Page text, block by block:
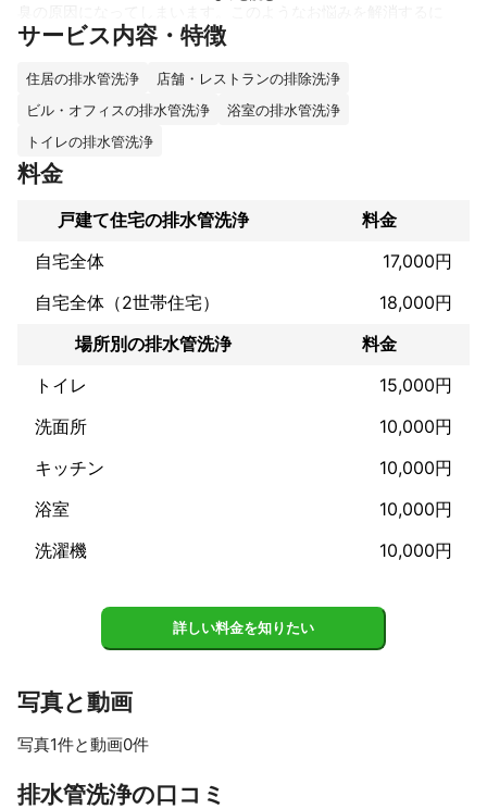
は、排水管洗浄がおすすめです！弊社にお任せいただければ、業
す。
サービス内容・特徴
住居の排水管洗浄
店舗・レストランの排除洗浄
ビル・オフィスの排水管洗浄
浴室の排水管洗浄
トイレの排水管洗浄
料金
戸建て住宅の排水管洗浄
料金
自宅全体
17,000円
自宅全体（2世帯住宅）
18,000円
場所別の排水管洗浄
料金
トイレ
15,000円
洗面所
10,000円
キッチン
10,000円
浴室
10,000円
洗濯機
10,000円
詳しい料金を知りたい
写真と動画
写真1件と動画0件
排水管洗浄の口コミ